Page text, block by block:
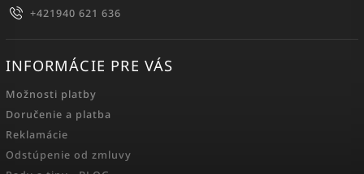
+421940 621 636
INFORMÁCIE PRE VÁS
Možnosti platby
Doručenie a platba
Reklamácie
Odstúpenie od zmluvy